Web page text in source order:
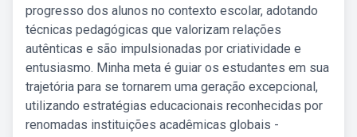
progresso dos alunos no contexto escolar, adotando
técnicas pedagógicas que valorizam relações
autênticas e são impulsionadas por criatividade e
entusiasmo. Minha meta é guiar os estudantes em sua
trajetória para se tornarem uma geração excepcional,
utilizando estratégias educacionais reconhecidas por
renomadas instituições acadêmicas globais -